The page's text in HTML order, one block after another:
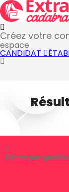
Créez votre
espace
CANDIDAT
Filtrez par